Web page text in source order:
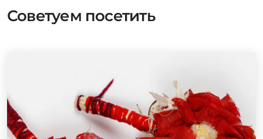
Советуем посетить